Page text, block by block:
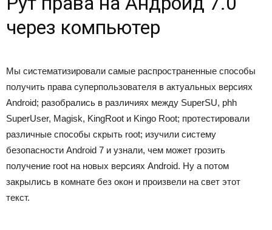
через компьютер
Мы систематизировали самые распространенные способы
получить права суперпользователя в актуальных версиях
Android; разобрались в различиях между SuperSU, phh
SuperUser, Magisk, KingRoot и Kingo Root; протестировали
различные способы скрыть root; изучили систему
безопасности Android 7 и узнали, чем может грозить
получение root на новых версиях Android. Ну а потом
закрылись в комнате без окон и произвели на свет этот
текст.